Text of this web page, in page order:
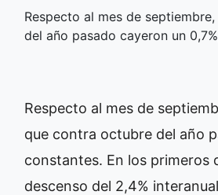
Respecto al mes de
del año pasado cayeron un
Respecto al mes de
que contra octubre del año
constantes. En los primeros
descenso del 2,4%